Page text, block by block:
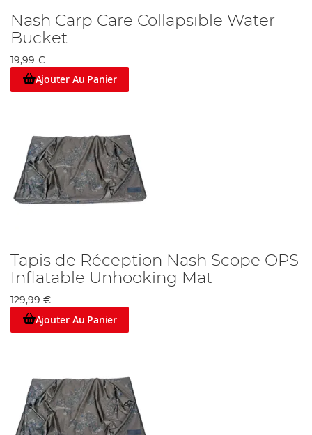
Nash Carp Care Collapsible Water
Bucket
19,99 €
Ajouter Au Panier
Tapis de Réception Nash Scope OPS
Inflatable Unhooking Mat
129,99 €
Ajouter Au Panier